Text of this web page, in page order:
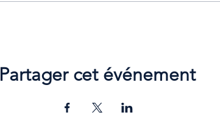
Partager cet événement